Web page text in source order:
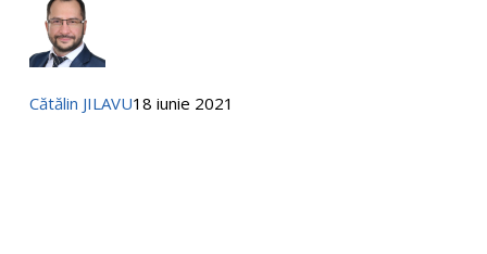
marketing
online
Cătălin JILAVU18 iunie 2021